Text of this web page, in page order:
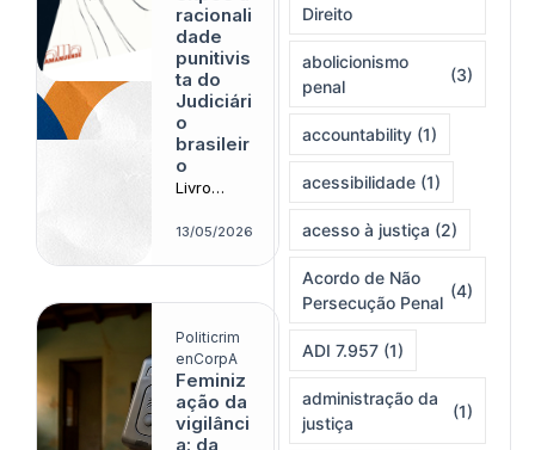
racionali
dade
punitivis
ta do
Judiciári
o
brasileir
o
Livro
as bases
ória e o
papel do
Judiciário
na lógica
do
encarcera
13/05/2026
Politicrim
enCorpA
Feminiz
ação da
vigilânci
a: da
Direito
abolicionismo
penal
(3)
accountability (1)
acessibilidade (1)
acesso à justiça (2)
Acordo de Não
Persecução Penal
(4)
ADI 7.957 (1)
administração da
justiça
(1)